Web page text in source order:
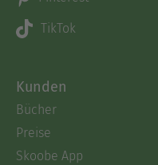
TikTok
Kunden
Bücher
Preise
Skoobe App